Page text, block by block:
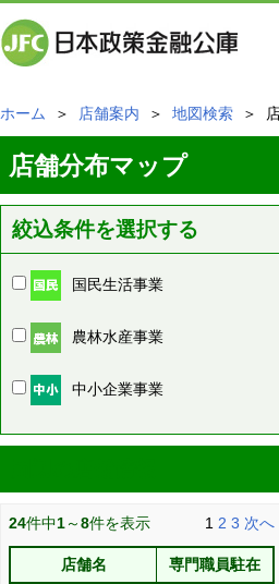
ホーム ＞ 店舗案内 ＞ 地図検索 ＞
店舗分布マップ
絞込条件を選択する
国民生活事業
農林水産事業
中小企業事業
24件中1～8件を表示 1 2 3 次へ
店舗名 専門職員駐在